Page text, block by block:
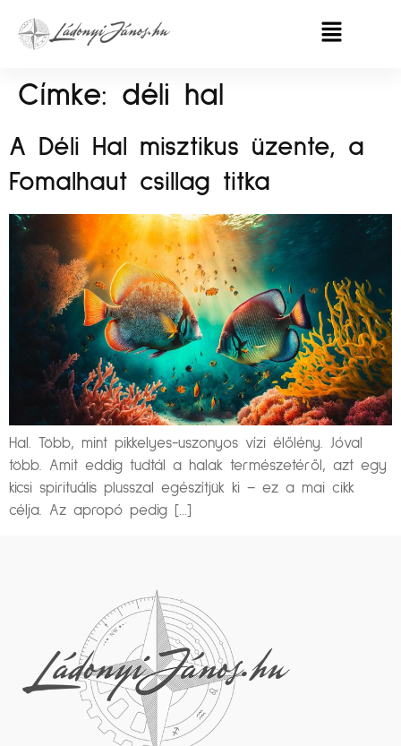
Címke: déli hal
A Déli Hal misztikus üzente, a
Fomalhaut csillag titka
Hal. Több, mint pikkelyes-uszonyos vízi élőlény. Jóval
több. Amit eddig tudtál a halak természetéről, azt egy
kicsi spirituális plusszal egészítjük ki – ez a mai cikk
célja. Az apropó pedig […]